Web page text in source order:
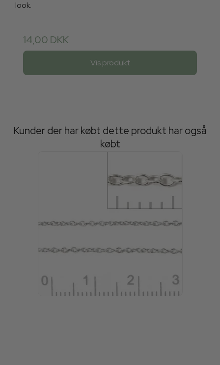
look.
14,00 DKK
Vis produkt
Kunder der har købt dette produkt har også
købt